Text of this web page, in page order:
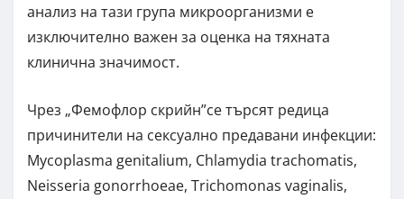
анализ на тази група микроорганизми е
изключително важен за оценка на тяхната
клинична значимост.
Чрез „Фемофлор скрийн”се търсят редица
причинители на сексуално предавани инфекции:
Mycoplasma genitalium, Chlamydia trachomatis,
Neisseria gonorrhoeae, Trichomonas vaginalis,